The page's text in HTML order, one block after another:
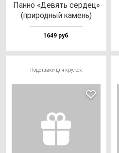
Пан­но «Девять сер­дец»
(при­род­ный ка­мень)
1649 руб
Подставки для кружек